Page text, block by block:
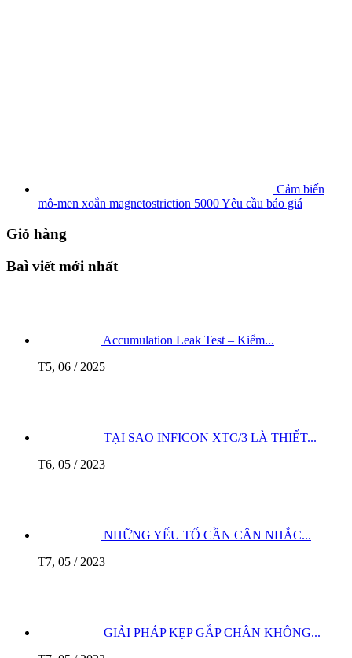
Cảm biến
mô-men xoắn magnetostriction 5000Yêu cầu báo giá
Giỏ hàng
Baì viết mới nhất
Accumulation Leak Test – Kiểm...
T5, 06 / 2025
TẠI SAO INFICON XTC/3 LÀ THIẾT...
T6, 05 / 2023
NHỮNG YẾU TỐ CẦN CÂN NHẮC...
T7, 05 / 2023
GIẢI PHÁP KẸP GẮP CHÂN KHÔNG...